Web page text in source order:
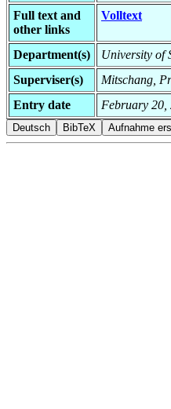
Full text and
other links
Volltext
Department(s)
University of
Superviser(s)
Mitschang,
Entry date
February 20,